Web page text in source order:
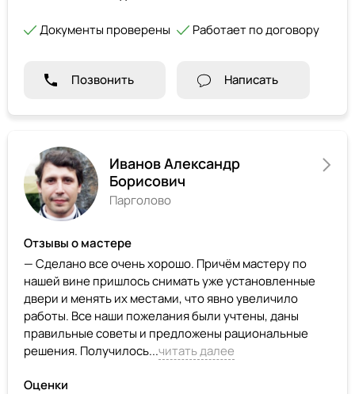
Документы проверены Работает по договору
Позвонить Написать
Иванов Александр
Борисович
Парголово
Отзывы о мастере
— Сделано все очень хорошо. Причём мастеру по
нашей вине пришлось снимать уже установленные
двери и менять их местами, что явно увеличило
работы. Все наши пожелания были учтены, даны
правильные советы и предложены рациональные
решения. Получилось...читать далее
Оценки